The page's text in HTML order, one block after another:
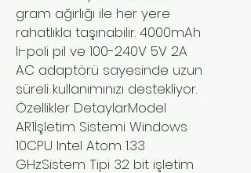
gram ağırlığı ile her yere
rahatlıkla taşınabilir. 4000mAh
li-poli pil ve 100-240V 5V 2A
AC adaptörü sayesinde uzun
süreli kullanımınızı destekliyor.
Özellikler DetaylarModel
AR1İşletim Sistemi Windows
10CPU Intel Atom 1.33
GHzSistem Tipi 32 bit işletim